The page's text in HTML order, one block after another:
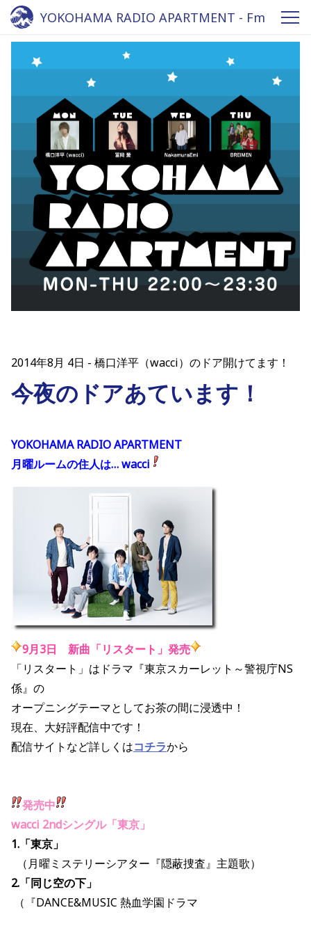
YOKOHAMA RADIO APARTMENT - Fm
yokohama 84.7
2014年8月 4日 橋口洋平（wacci）のドア開けてます！
今夜のドアあています！
YOKOHAMA RADIO APARTMENT
月曜ルームの住人は… wacci
9月3日 新曲「リスタート」発売
「リスタート」はドラマ『東京スカーレット～警視庁NS
係』の
オープニングテーマとしてお茶の間に浸透中！
現在、大好評配信中です！
配信サイトなど詳しくはコチラから
発売中
wacci 2ndシングル「東京」
1.「東京」
（月曜ミステリーシアター『隠蔽捜査』主題歌）
2.「同じ空の下」
（『DANCE&MUSIC 熱血学園ドラマ